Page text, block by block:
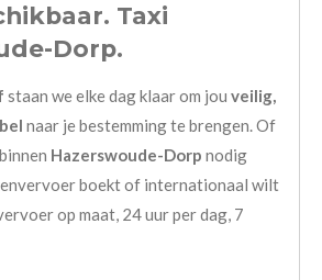
Taxi
Dorp.
staan we elke dag klaar om jou veilig,
naar je bestemming te brengen. Of
Hazerswoude-Dorp nodig
boekt of internationaal wilt
op maat, 24 uur per dag, 7